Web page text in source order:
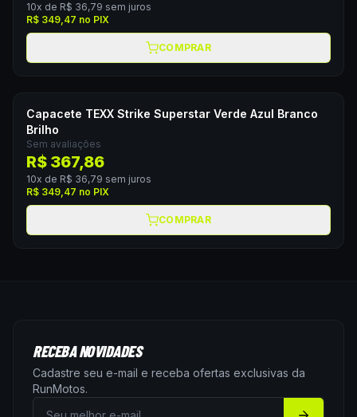
10x de R$ 36,79 sem juros
R$ 349,47 no PIX
COMPRAR
Capacete TEXX Strike Superstar Verde Azul Branco
Brilho
Sem avaliações
R$ 367,86
10x de R$ 36,79 sem juros
R$ 349,47 no PIX
COMPRAR
RECEBA NOVIDADES
Cadastre seu e-mail e receba ofertas exclusivas da
RunMotos.